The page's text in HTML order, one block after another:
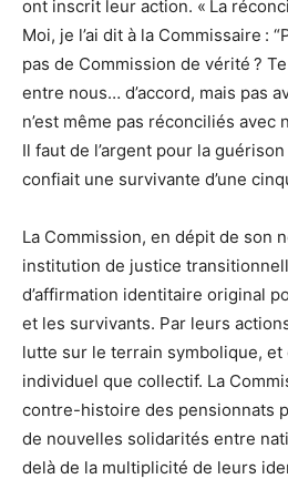
ont inscrit leur action. « La
Moi, je l’ai dit à la Commissaire :
pas de Commission de vérité ?
entre nous… d’accord, mais pas
n’est même pas réconciliés avec
Il faut de l’argent pour la guérison
confiait une survivante d’une
La Commission, en dépit de son
institution de justice
d’affirmation identitaire original
et les survivants. Par leurs
lutte sur le terrain symbolique, et
individuel que collectif. La
contre-histoire des pensionnats
de nouvelles solidarités entre
delà de la multiplicité de leurs